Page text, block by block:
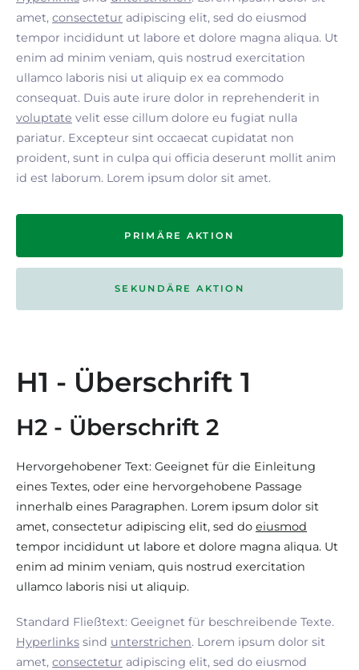
amet, consectetur adipiscing elit, sed do eiusmod
tempor incididunt ut labore et dolore magna aliqua. Ut
enim ad minim veniam, quis nostrud exercitation
ullamco laboris nisi ut aliquip ex ea commodo
consequat. Duis aute irure dolor in reprehenderit in
voluptate velit esse cillum dolore eu fugiat nulla
pariatur. Excepteur sint occaecat cupidatat non
proident, sunt in culpa qui officia deserunt mollit anim
id est laborum. Lorem ipsum dolor sit amet.
PRIMÄRE AKTION
SEKUNDÄRE AKTION
H1 - Überschrift 1
H2 - Überschrift 2
Hervorgehobener Text: Geeignet für die Einleitung
eines Textes, oder eine hervorgehobene Passage
innerhalb eines Paragraphen. Lorem ipsum dolor sit
amet, consectetur adipiscing elit, sed do eiusmod
tempor incididunt ut labore et dolore magna aliqua. Ut
enim ad minim veniam, quis nostrud exercitation
ullamco laboris nisi ut aliquip.
Standard Fließtext: Geeignet für beschreibende Texte.
Hyperlinks sind unterstrichen. Lorem ipsum dolor sit
amet, consectetur adipiscing elit, sed do eiusmod